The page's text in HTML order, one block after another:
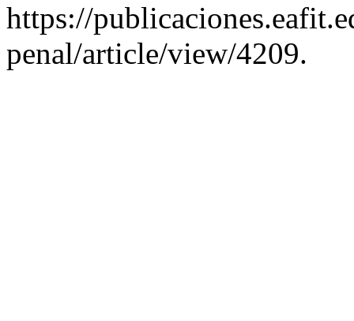
https://
penal/article/view/4209.